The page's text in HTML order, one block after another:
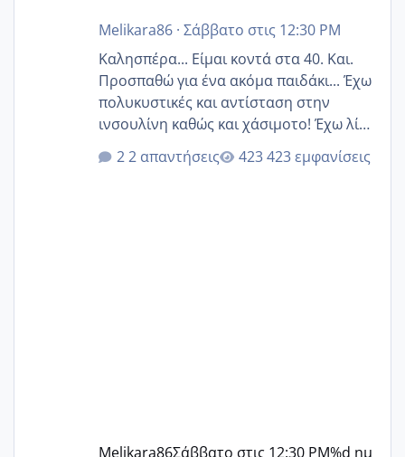
Melikara86· Σάββατο στις 12:30 PM
Καλησπέρα... Είμαι κοντά στα 40. Και.
Προσπαθώ για ένα ακόμα παιδάκι... Έχω
πολυκυστικές και αντίσταση στην
ινσουλίνη καθώς και χάσιμοτο! Έχω λίγα
κιλά παραπάνω και όσο κ αν προσπαθώ
δεν χάνω εύκολα! Προσπαθώ για ακόμη
2 απαντήσεις 423 εμφανίσεις
Melikara86Σάββατο στις 12:30 PM%d ημ